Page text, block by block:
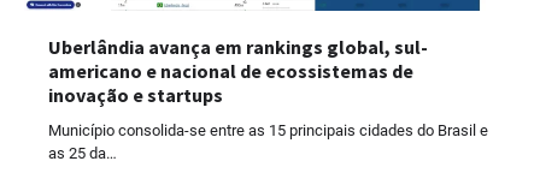
Uberlândia avança em rankings global, sul-
americano e nacional de ecossistemas de
inovação e startups
Município consolida-se entre as 15 principais cidades do Brasil e
as 25 da…